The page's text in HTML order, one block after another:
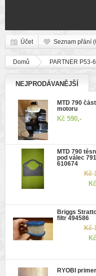
Účet Seznam přání
Domů PARTNER P53-
NEJPRODÁVANĚJŠÍ
MTD 790 část
motoru
Kč 590,-
MTD 790
pod válec
610674
Kč
Briggs
filtr 494586
Kč
RYOBI primer